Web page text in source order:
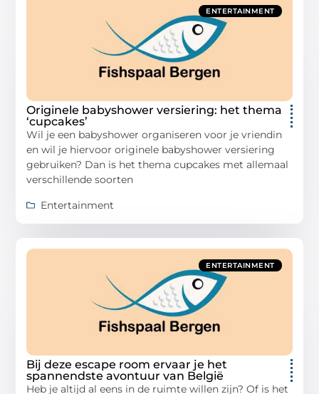
ENTERTAINMENT
Originele babyshower versiering: het thema
‘cupcakes’
Wil je een babyshower organiseren voor je vriendin
en wil je hiervoor originele babyshower versiering
gebruiken? Dan is het thema cupcakes met allemaal
verschillende soorten
Entertainment
ENTERTAINMENT
Bij deze escape room ervaar je het
spannendste avontuur van België
Heb je altijd al eens in de ruimte willen zijn? Of is het